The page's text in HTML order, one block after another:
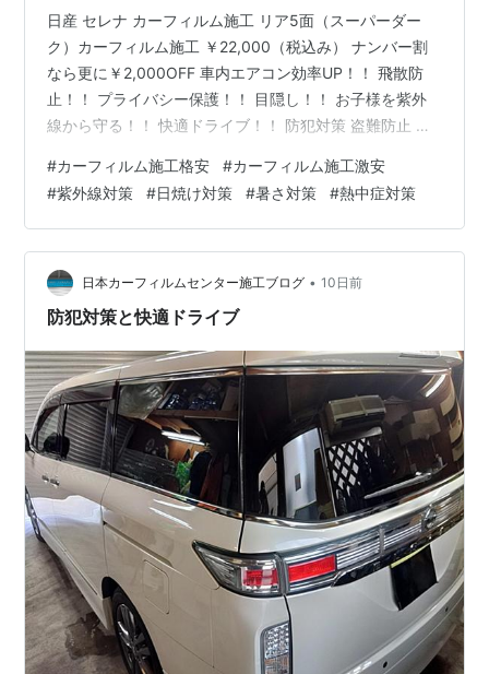
日産 セレナ カーフィルム施工 リア5面（スーパーダー
ク）カーフィルム施工 ￥22,000（税込み） ナンバー割
なら更に￥2,000OFF 車内エアコン効率UP！！ 飛散防
止！！ プライバシー保護！！ 目隠し！！ お子様を紫外
線から守る！！ 快適ドライブ！！ 防犯対策 盗難防止 盗
策 酷暑対策 熱中症対策 燃費向上 断熱 商用車 軽自動車
軽貨物 配送車 洗車 メンテナンス ガラスコーティング ド
レスアップ 軽貨物の目隠し・防犯対策 軽自動車 リア5面
カーフィルム施工 激安 ￥15,000(税込) ＊ドア三角ある
場合+￥2,000 お…
#カーフィルム施工格安 #カーフィルム施工激安
#紫外線対策 #日焼け対策 #暑さ対策 #熱中症対策
日本カーフィルムセンター施工ブログ • 10日前
防犯対策と快適ドライブ